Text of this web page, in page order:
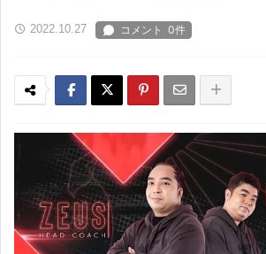
2022.10.27